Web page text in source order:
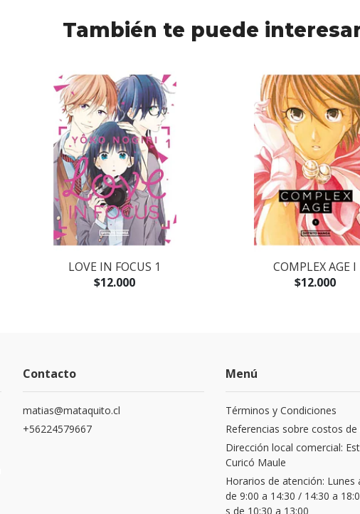
También te puede
LOVE IN FOCUS 1
$12.000
COMPLEX AGE I
$12.000
Contacto
matias@mataquito.cl
+56224579667
Menú
Términos y Condiciones
Referencias sobre costos de
Dirección local comercial:
Curicó Maule
Horarios de atención: Lunes
de 9:00 a 14:30 / 14:30 a
s de 10:30 a 13:00